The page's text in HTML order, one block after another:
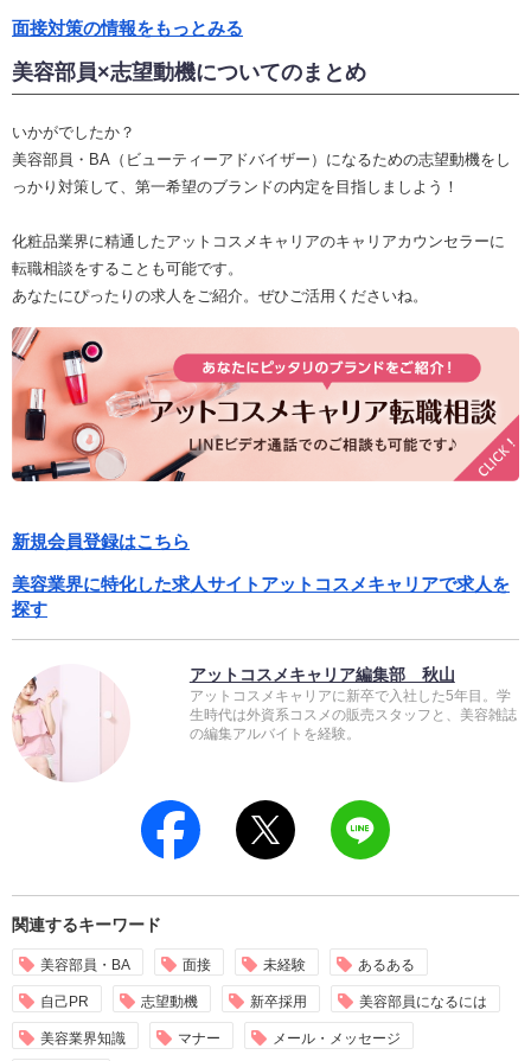
面接対策の情報をもっとみる
美容部員×志望動機についてのまとめ
いかがでしたか？
美容部員・BA（ビューティーアドバイザー）になるための志望動機をし
っかり対策して、第一希望のブランドの内定を目指しましよう！
化粧品業界に精通したアットコスメキャリアのキャリアカウンセラーに
転職相談をすることも可能です。
あなたにぴったりの求人をご紹介。ぜひご活用くださいね。
新規会員登録はこちら
美容業界に特化した求人サイトアットコスメキャリアで求人を
探す
アットコスメキャリア編集部 秋山
アットコスメキャリアに新卒で入社した5年目。学
生時代は外資系コスメの販売スタッフと、美容雑誌
の編集アルバイトを経験。
関連するキーワード
美容部員・BA 面接 未経験 あるある
自己PR 志望動機 新卒採用 美容部員になるには
美容業界知識 マナー メール・メッセージ